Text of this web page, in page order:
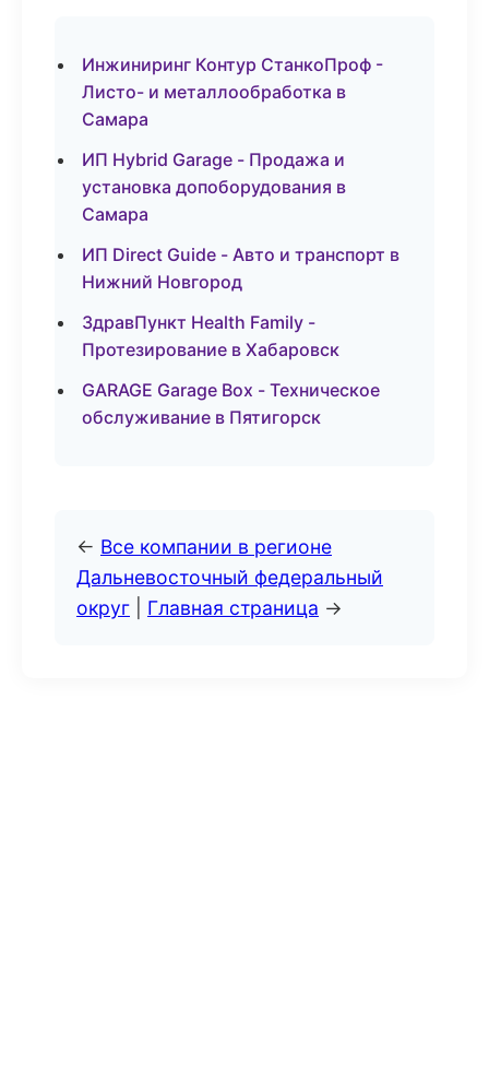
Инжиниринг Контур СтанкоПроф -
Листо- и металлообработка в
Самара
ИП Hybrid Garage - Продажа и
установка допоборудования в
Самара
ИП Direct Guide - Авто и транспорт в
Нижний Новгород
ЗдравПункт Health Family -
Протезирование в Хабаровск
GARAGE Garage Box - Техническое
обслуживание в Пятигорск
← Все компании в регионе
Дальневосточный федеральный
округ
Главная страница →